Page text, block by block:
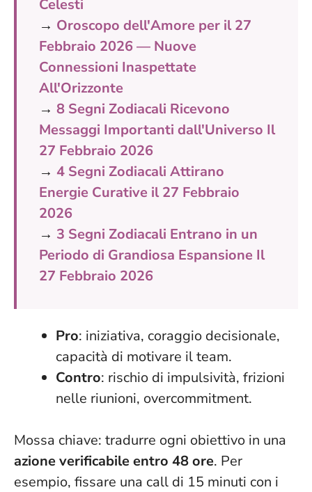
Celesti
→ Oroscopo dell'Amore per il 27
Febbraio 2026 — Nuove
Connessioni Inaspettate
All'Orizzonte
→ 8 Segni Zodiacali Ricevono
Messaggi Importanti dall'Universo Il
27 Febbraio 2026
→ 4 Segni Zodiacali Attirano
Energie Curative il 27 Febbraio
2026
→ 3 Segni Zodiacali Entrano in un
Periodo di Grandiosa Espansione Il
27 Febbraio 2026
Pro: iniziativa, coraggio decisionale,
capacità di motivare il team.
Contro: rischio di impulsività, frizioni
nelle riunioni, overcommitment.
Mossa chiave: tradurre ogni obiettivo in una
azione verificabile entro 48 ore. Per
esempio, fissare una call di 15 minuti con i